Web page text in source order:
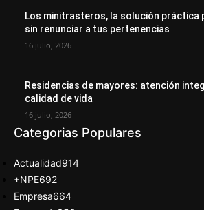
Los minitrasteros, la solución práctica
sin renunciar a tus pertenencias
16 julio, 2026
Residencias de mayores: atención
calidad de vida
16 julio, 2026
Categorias Populares
Actualidad914
+NPE692
Empresa664